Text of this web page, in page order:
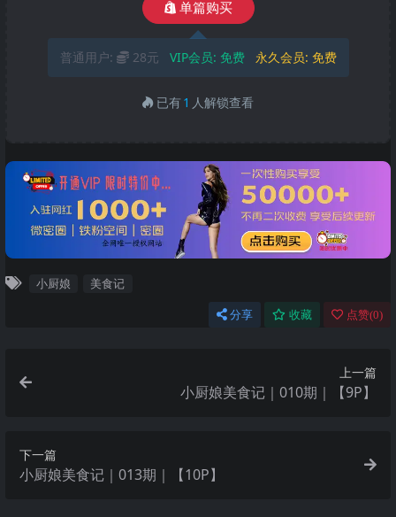
单篇购买
普通用户: 28元 VIP会员: 免费 永久会员: 免费
已有1 人解锁查看
小厨娘 美食记
分享 收藏 点赞(0)
上一篇
小厨娘美食记｜010期｜【9P】
下一篇
小厨娘美食记｜013期｜【10P】